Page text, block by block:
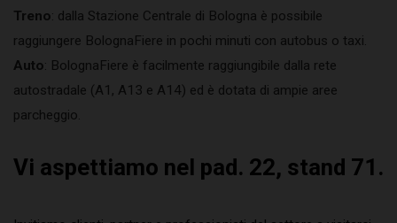
Treno: dalla Stazione Centrale di Bologna è possibile
raggiungere BolognaFiere in pochi minuti con autobus o taxi.
Auto: BolognaFiere è facilmente raggiungibile dalla rete
autostradale (A1, A13 e A14) ed è dotata di ampie aree
parcheggio.
Vi aspettiamo nel pad. 22, stand 71.